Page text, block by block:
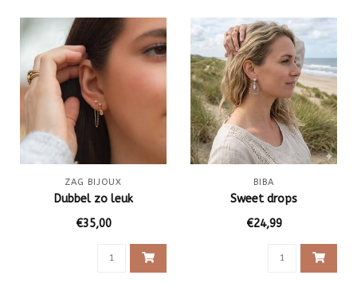
ZAG BIJOUX
Dubbel zo leuk
€35,00
BIBA
Sweet drops
€24,99